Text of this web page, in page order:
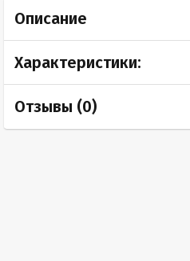
Описание
Характеристики:
Отзывы (0)